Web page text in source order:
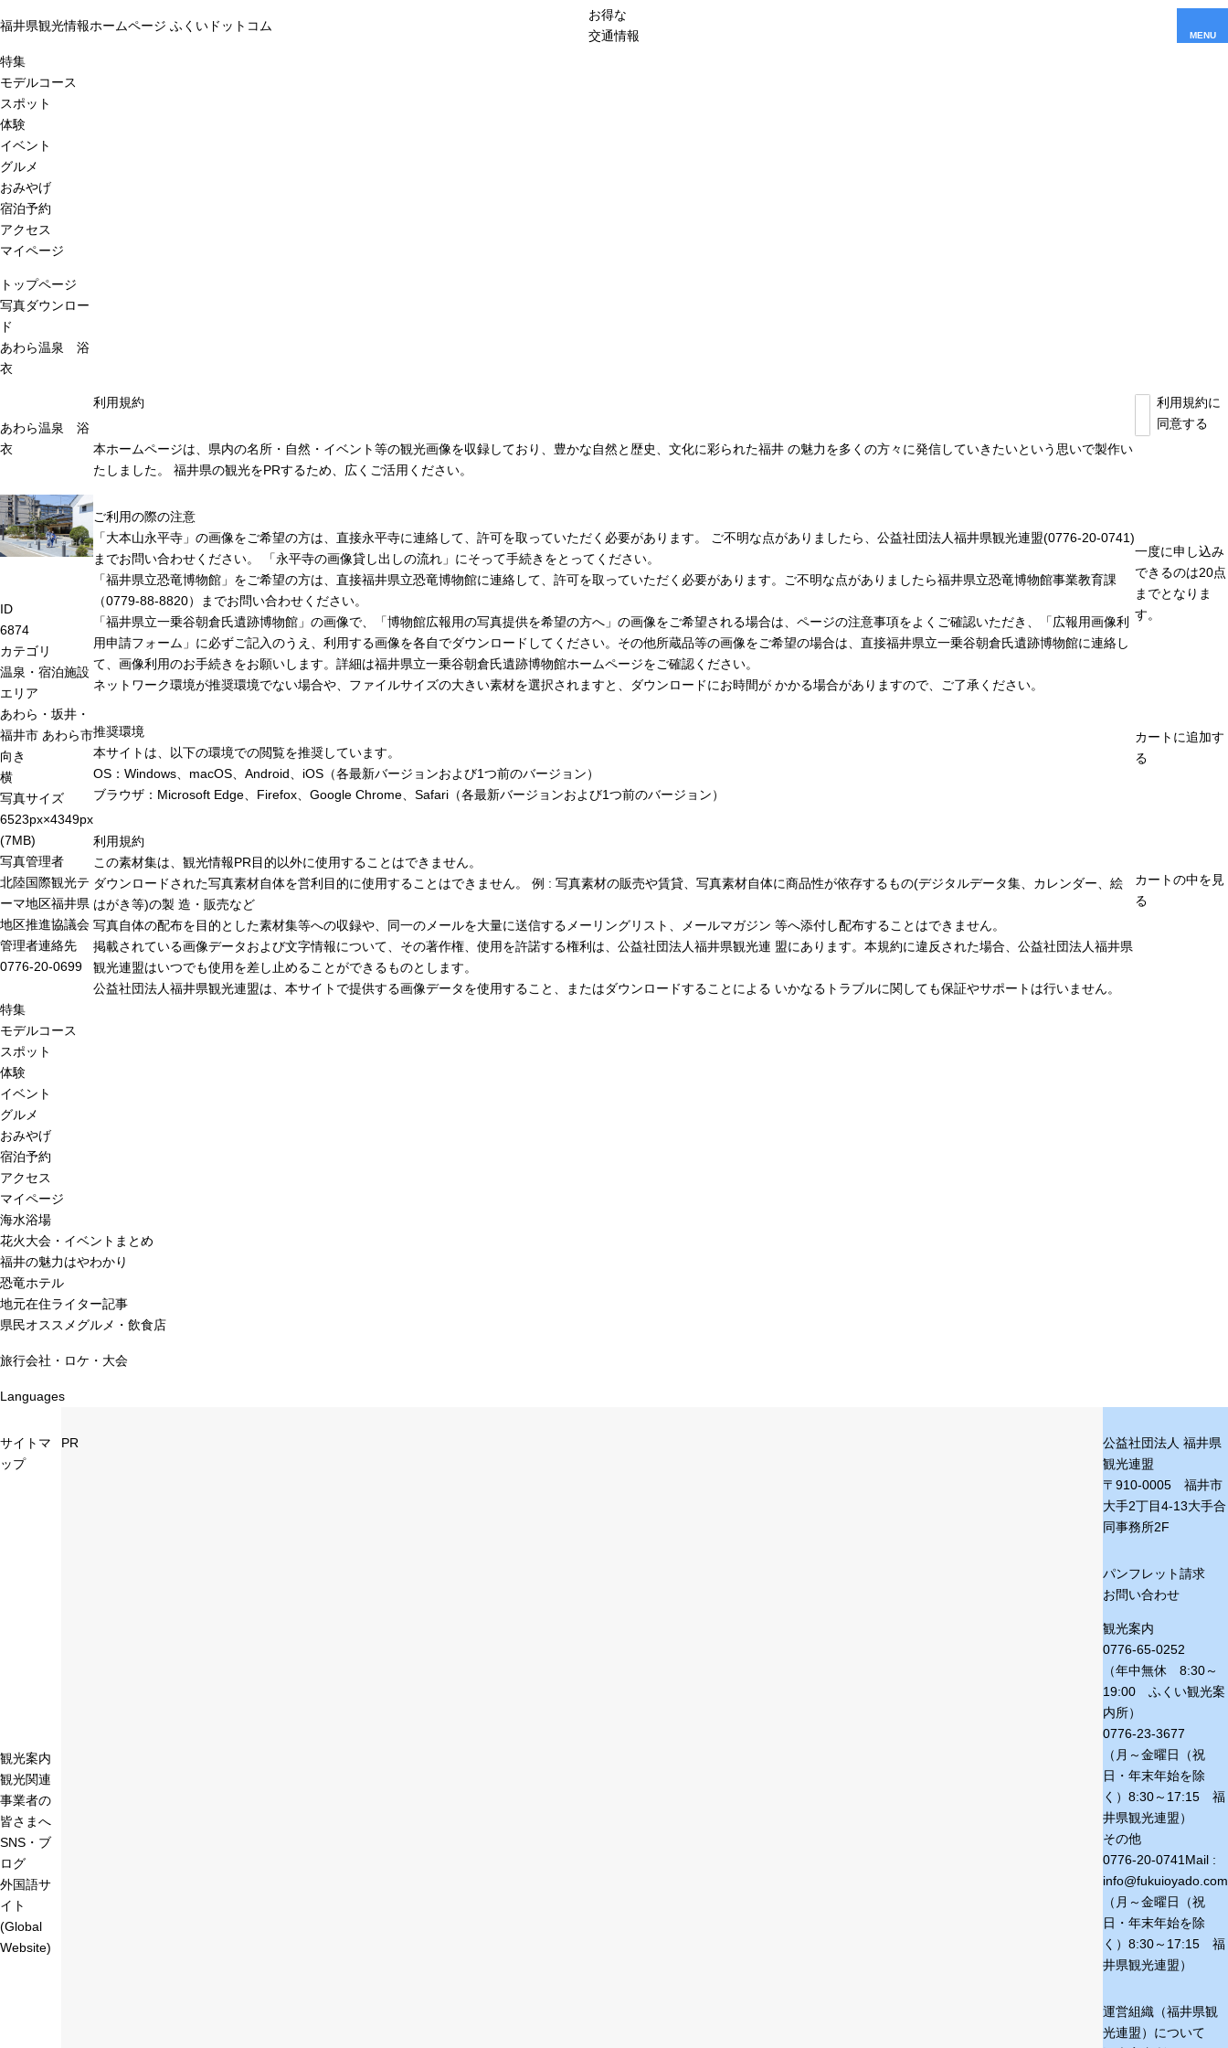
福井県観光情報ホームページ ふくいドットコム
お得な
交通情報
MENU
特集
モデルコース
スポット
体験
イベント
グルメ
おみやげ
宿泊予約
アクセス
マイページ
トップページ
写真ダウンロー
ド
あわら温泉 浴
衣
あわら温泉 浴
衣
ID
6874
カテゴリ
温泉・宿泊施設
エリア
あわら・坂井・
福井市 あわら市
向き
横
写真サイズ
6523px×4349px
(7MB)
写真管理者
北陸国際観光テ
ーマ地区福井県
地区推進協議会
管理者連絡先
0776-20-0699
利用規約
本ホームページは、県内の名所・自然・イベント等の観光画像を収録しており、豊かな自然と歴史、文化に彩られた福井 の魅力を多くの方々に発信していきたいという思いで製作い
たしました。 福井県の観光をPRするため、広くご活用ください。
ご利用の際の注意
「大本山永平寺」の画像をご希望の方は、直接永平寺に連絡して、許可を取っていただく必要があります。 ご不明な点がありましたら、公益社団法人福井県観光連盟(0776-20-0741)
までお問い合わせください。 「永平寺の画像貸し出しの流れ」にそって手続きをとってください。
「福井県立恐竜博物館」をご希望の方は、直接福井県立恐竜博物館に連絡して、許可を取っていただく必要があります。ご不明な点がありましたら福井県立恐竜博物館事業教育課
（0779-88-8820）までお問い合わせください。
「福井県立一乗谷朝倉氏遺跡博物館」の画像で、「博物館広報用の写真提供を希望の方へ」の画像をご希望される場合は、ページの注意事項をよくご確認いただき、「広報用画像利
用申請フォーム」に必ずご記入のうえ、利用する画像を各自でダウンロードしてください。その他所蔵品等の画像をご希望の場合は、直接福井県立一乗谷朝倉氏遺跡博物館に連絡し
て、画像利用のお手続きをお願いします。詳細は福井県立一乗谷朝倉氏遺跡博物館ホームページをご確認ください。
ネットワーク環境が推奨環境でない場合や、ファイルサイズの大きい素材を選択されますと、ダウンロードにお時間が かかる場合がありますので、ご了承ください。
推奨環境
本サイトは、以下の環境での閲覧を推奨しています。
OS：Windows、macOS、Android、iOS（各最新バージョンおよび1つ前のバージョン）
ブラウザ：Microsoft Edge、Firefox、Google Chrome、Safari（各最新バージョンおよび1つ前のバージョン）
利用規約
この素材集は、観光情報PR目的以外に使用することはできません。
ダウンロードされた写真素材自体を営利目的に使用することはできません。 例 : 写真素材の販売や賃貸、写真素材自体に商品性が依存するもの(デジタルデータ集、カレンダー、絵
はがき等)の製 造・販売など
写真自体の配布を目的とした素材集等への収録や、同一のメールを大量に送信するメーリングリスト、メールマガジン 等へ添付し配布することはできません。
掲載されている画像データおよび文字情報について、その著作権、使用を許諾する権利は、公益社団法人福井県観光連 盟にあります。本規約に違反された場合、公益社団法人福井県
観光連盟はいつでも使用を差し止めることができるものとします。
公益社団法人福井県観光連盟は、本サイトで提供する画像データを使用すること、またはダウンロードすることによる いかなるトラブルに関しても保証やサポートは行いません。
利用規約に
同意する
一度に申し込み
できるのは20点
までとなりま
す。
カートに追加す
る
カートの中を見
る
特集
モデルコース
スポット
体験
イベント
グルメ
おみやげ
宿泊予約
アクセス
マイページ
海水浴場
花火大会・イベントまとめ
福井の魅力はやわかり
恐竜ホテル
地元在住ライター記事
県民オススメグルメ・飲食店
旅行会社・ロケ・大会
Languages
サイトマ
ップ
観光案内
観光関連
事業者の
皆さまへ
SNS・ブ
ログ
外国語サ
イト
(Global
Website)
PR
公益社団法人 福井県
観光連盟
〒910-0005 福井市
大手2丁目4-13大手合
同事務所2F
パンフレット請求
お問い合わせ
観光案内
0776-65-0252
（年中無休 8:30～
19:00 ふくい観光案
内所）
0776-23-3677
（月～金曜日（祝
日・年末年始を除
く） 8:30～17:15 福
井県観光連盟）
その他
0776-20-0741 Mail :
info@fukuioyado.com
（月～金曜日（祝
日・年末年始を除
く） 8:30～17:15 福
井県観光連盟）
運営組織（福井県観
光連盟）について